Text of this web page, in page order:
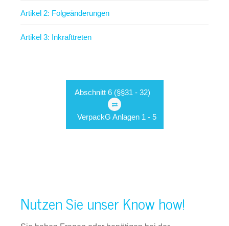
Artikel 2: Folgeänderungen
Artikel 3: Inkrafttreten
Abschnitt 6 (§§31 - 32)
VerpackG Anlagen 1 - 5
Nutzen Sie unser Know how!